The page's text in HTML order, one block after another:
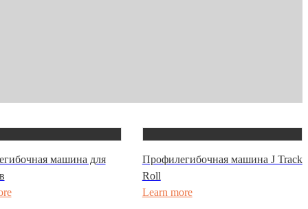
машина для
Профилегибочная машина J Track
Roll
Learn more